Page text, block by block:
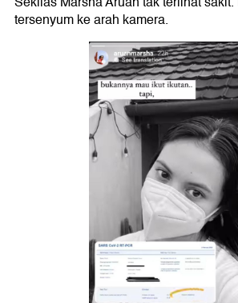
tersenyum ke arah kamera.